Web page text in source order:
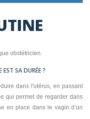
obstétricien.
SA DURÉE ?
dans l'utérus, en passant
qui permet de regarder dans
en place dans le vagin d’un